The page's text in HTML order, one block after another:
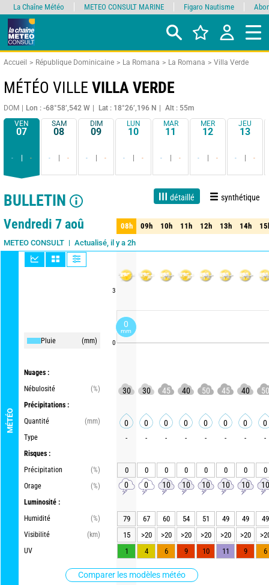
Accueil République Dominicaine La Romana La Romana Villa Verde
MÉTÉO VILLE VILLA VERDE
DOM Lon : -68°58’,542 W Lat : 18°26’,196 N
Alt : 55m
VEN
07
- -
SAM
08
- -
DIM
09
- -
LUN
10
- -
MAR
11
- -
MER
12
- -
JEU
13
- -
BULLETIN détaillé synthétique
1 jour 3 jours 7 jours 15 jours Fiabilité 90%
Vendredi 7 aoû
METEO CONSULT Actualisé, il y a 2h
MÉTÉO
Pluie (mm)
Nuages :
Nébulosité
(%)
Précipitations :
Quantité
(mm)
Type
Risques :
Précipitation
(%)
Orage
(%)
Luminosité :
Humidité
(%)
Visibilité
(km)
UV
Comparer les modèles météo
3
0
08h 09h 10h 11h 12h 13h 14h
08h 09h 10h 11h 12h 13h 14h
30 30 45 40 50 45 40 50
0 0 0 0 0 0 0 0
- - - - - - - -
0 0 0 0 0 0 0 0
0 0 10 10 10 10 10 10
79 67 60 54 51 49 49
49
15
>20 >20 >20 >20 >20 >20
1
4 6 9 10 11 9 6
La Chaîne Météo METEO CONSULT MARINE Figaro Nautisme
0
mm